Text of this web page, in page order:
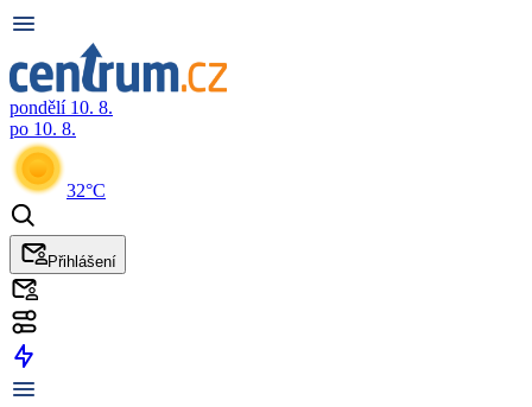
pondělí 10. 8.
po 10. 8.
32°C
Přihlášení